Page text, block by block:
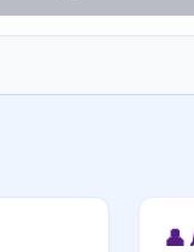
👤